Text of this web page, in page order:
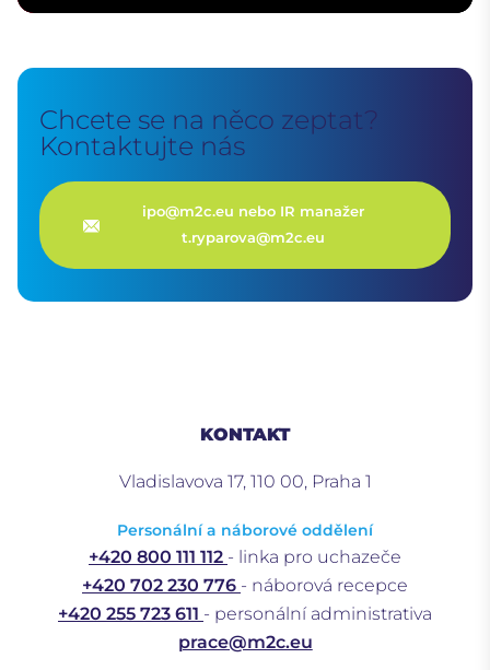
Chcete se na něco zeptat?
Kontaktujte nás
ipo@m2c.eu nebo IR manažer
t.ryparova@m2c.eu
KONTAKT
Vladislavova 17, 110 00, Praha 1
Personální a náborové oddělení
+420 800 111 112 - linka pro uchazeče
+420 702 230 776 - náborová recepce
+420 255 723 611 - personální administrativa
prace@m2c.eu